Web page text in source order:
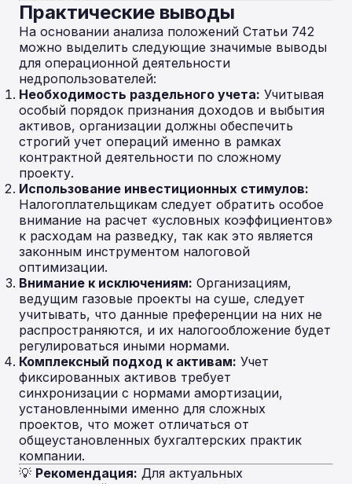
Практические выводы
На основании анализа положений Статьи 742
можно выделить следующие значимые выводы
для операционной деятельности
недропользователей:
Необходимость раздельного учета: Учитывая
особый порядок признания доходов и выбытия
активов, организации должны обеспечить
строгий учет операций именно в рамках
контрактной деятельности по сложному
проекту.
Использование инвестиционных стимулов:
Налогоплательщикам следует обратить особое
внимание на расчет «условных коэффициентов»
к расходам на разведку, так как это является
законным инструментом налоговой
оптимизации.
Внимание к исключениям: Организациям,
ведущим газовые проекты на суше, следует
учитывать, что данные преференции на них не
распространяются, и их налогообложение будет
регулироваться иными нормами.
Комплексный подход к активам: Учет
фиксированных активов требует
синхронизации с нормами амортизации,
установленными именно для сложных
проектов, что может отличаться от
общеустановленных бухгалтерских практик
компании.
💡 Рекомендация: Для актуальных